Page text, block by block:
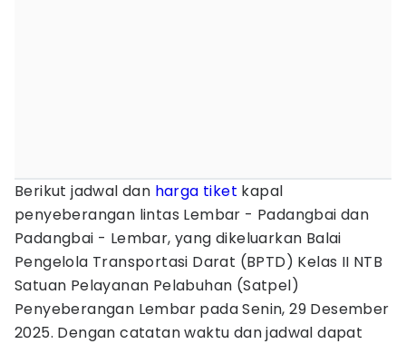
Berikut jadwal dan harga tiket kapal
penyeberangan lintas Lembar - Padangbai dan
Padangbai - Lembar, yang dikeluarkan Balai
Pengelola Transportasi Darat (BPTD) Kelas II NTB
Satuan Pelayanan Pelabuhan (Satpel)
Penyeberangan Lembar pada Senin, 29 Desember
2025. Dengan catatan waktu dan jadwal dapat